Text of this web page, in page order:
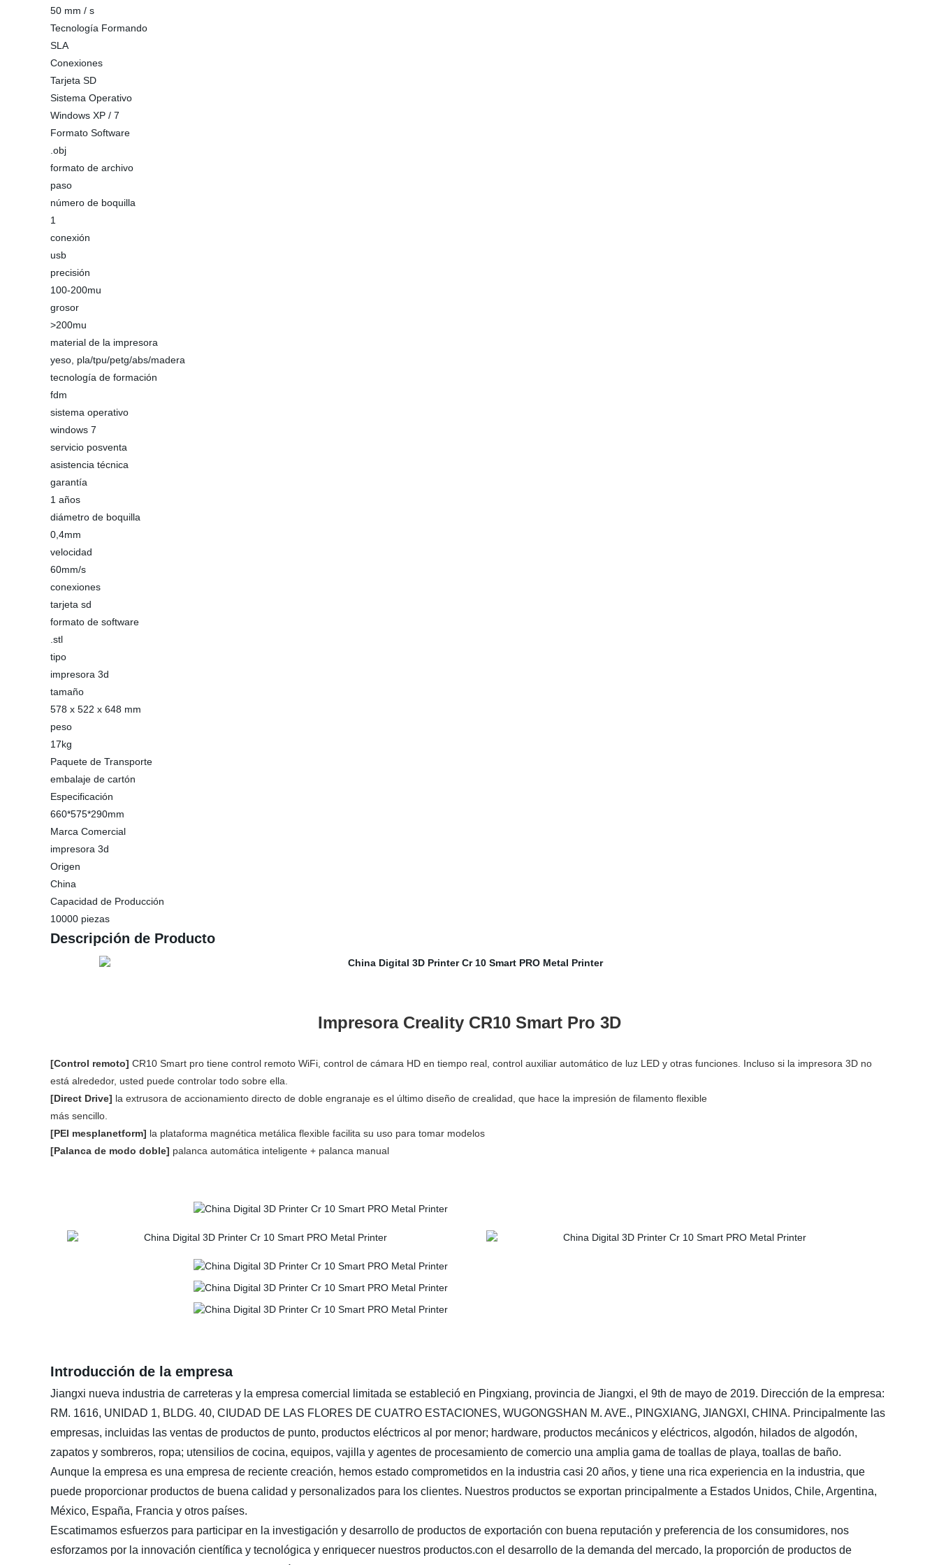
50 mm / s
Tecnología Formando
SLA
Conexiones
Tarjeta SD
Sistema Operativo
Windows XP / 7
Formato Software
.obj
formato de archivo
paso
número de boquilla
1
conexión
usb
precisión
100-200mu
grosor
>200mu
material de la impresora
yeso, pla/tpu/petg/abs/madera
tecnología de formación
fdm
sistema operativo
windows 7
servicio posventa
asistencia técnica
garantía
1 años
diámetro de boquilla
0,4mm
velocidad
60mm/s
conexiones
tarjeta sd
formato de software
.stl
tipo
impresora 3d
tamaño
578 x 522 x 648 mm
peso
17kg
Paquete de Transporte
embalaje de cartón
Especificación
660*575*290mm
Marca Comercial
impresora 3d
Origen
China
Capacidad de Producción
10000 piezas
Descripción de Producto
Impresora Creality CR10 Smart Pro 3D
[Control remoto] CR10 Smart pro tiene control remoto WiFi, control de cámara HD en tiempo real, control auxiliar automático de luz LED y otras funciones. Incluso si la impresora 3D no
está alrededor, usted puede controlar todo sobre ella.
[Direct Drive] la extrusora de accionamiento directo de doble engranaje es el último diseño de crealidad, que hace la impresión de filamento flexible
más sencillo.
[PEI mesplanetform] la plataforma magnética metálica flexible facilita su uso para tomar modelos
[Palanca de modo doble] palanca automática inteligente + palanca manual
Introducción de la empresa
Jiangxi nueva industria de carreteras y la empresa comercial limitada se estableció en Pingxiang, provincia de Jiangxi, el 9th de mayo de 2019. Dirección de la empresa:
RM. 1616, UNIDAD 1, BLDG. 40, CIUDAD DE LAS FLORES DE CUATRO ESTACIONES, WUGONGSHAN M. AVE., PINGXIANG, JIANGXI, CHINA. Principalmente las
empresas, incluidas las ventas de productos de punto, productos eléctricos al por menor; hardware, productos mecánicos y eléctricos, algodón, hilados de algodón,
zapatos y sombreros, ropa; utensilios de cocina, equipos, vajilla y agentes de procesamiento de comercio una amplia gama de toallas de playa, toallas de baño.
Aunque la empresa es una empresa de reciente creación, hemos estado comprometidos en la industria casi 20 años, y tiene una rica experiencia en la industria, que
puede proporcionar productos de buena calidad y personalizados para los clientes. Nuestros productos se exportan principalmente a Estados Unidos, Chile, Argentina,
México, España, Francia y otros países.
Escatimamos esfuerzos para participar en la investigación y desarrollo de productos de exportación con buena reputación y preferencia de los consumidores, nos
esforzamos por la innovación científica y tecnológica y enriquecer nuestros productos.con el desarrollo de la demanda del mercado, la proporción de productos de